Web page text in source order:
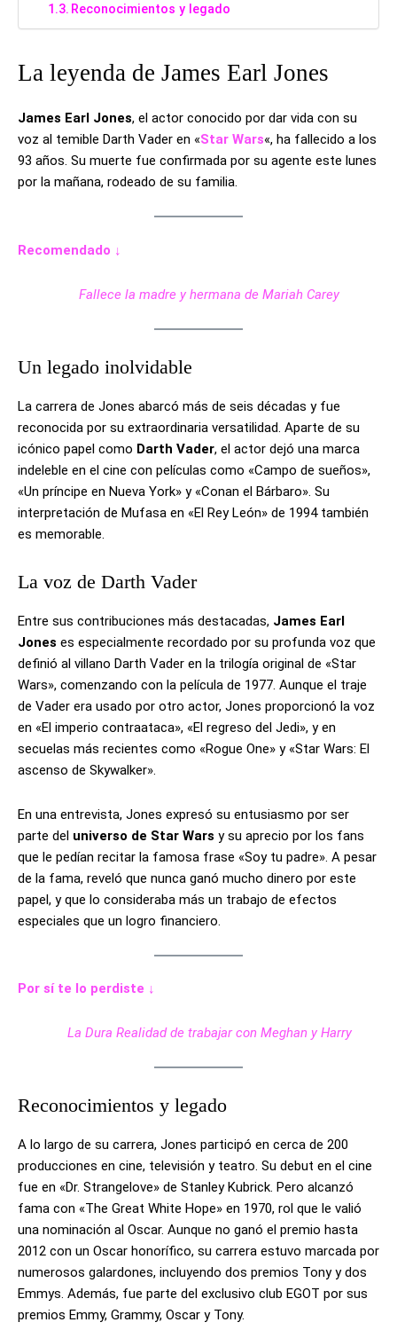
Reconocimientos y legado
La leyenda de James Earl Jones
James Earl Jones, el actor conocido por dar vida con su
voz al temible Darth Vader en «Star Wars«, ha fallecido a los
93 años. Su muerte fue confirmada por su agente este lunes
por la mañana, rodeado de su familia.
Recomendado ↓
Fallece la madre y hermana de Mariah Carey
Un legado inolvidable
La carrera de Jones abarcó más de seis décadas y fue
reconocida por su extraordinaria versatilidad. Aparte de su
icónico papel como Darth Vader, el actor dejó una marca
indeleble en el cine con películas como «Campo de sueños»,
«Un príncipe en Nueva York» y «Conan el Bárbaro». Su
interpretación de Mufasa en «El Rey León» de 1994 también
es memorable.
La voz de Darth Vader
Entre sus contribuciones más destacadas, James Earl
Jones es especialmente recordado por su profunda voz que
definió al villano Darth Vader en la trilogía original de «Star
Wars», comenzando con la película de 1977. Aunque el traje
de Vader era usado por otro actor, Jones proporcionó la voz
en «El imperio contraataca», «El regreso del Jedi», y en
secuelas más recientes como «Rogue One» y «Star Wars: El
ascenso de Skywalker».
En una entrevista, Jones expresó su entusiasmo por ser
parte del universo de Star Wars y su aprecio por los fans
que le pedían recitar la famosa frase «Soy tu padre». A pesar
de la fama, reveló que nunca ganó mucho dinero por este
papel, y que lo consideraba más un trabajo de efectos
especiales que un logro financiero.
Por sí te lo perdiste ↓
La Dura Realidad de trabajar con Meghan y Harry
Reconocimientos y legado
A lo largo de su carrera, Jones participó en cerca de 200
producciones en cine, televisión y teatro. Su debut en el cine
fue en «Dr. Strangelove» de Stanley Kubrick. Pero alcanzó
fama con «The Great White Hope» en 1970, rol que le valió
una nominación al Oscar. Aunque no ganó el premio hasta
2012 con un Oscar honorífico, su carrera estuvo marcada por
numerosos galardones, incluyendo dos premios Tony y dos
Emmys. Además, fue parte del exclusivo club EGOT por sus
premios Emmy, Grammy, Oscar y Tony.